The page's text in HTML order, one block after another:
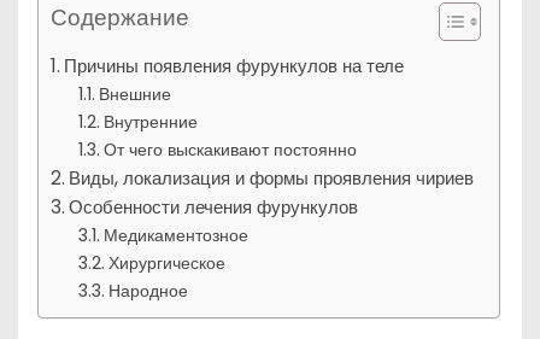
Содержание
Причины появления фурункулов на теле
Внешние
Внутренние
От чего выскакивают постоянно
Виды, локализация и формы проявления чириев
Особенности лечения фурункулов
Медикаментозное
Хирургическое
Народное